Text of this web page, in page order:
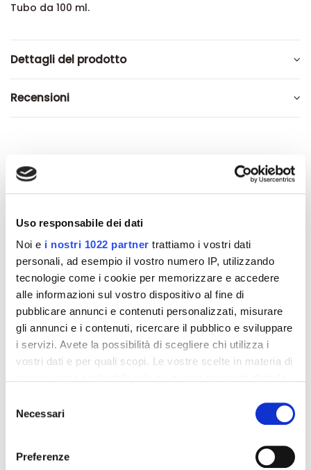
Uso responsabile dei dati
Noi e i nostri 1022 partner trattiamo i vostri dati
personali, ad esempio il vostro numero IP, utilizzando
tecnologie come i cookie per memorizzare e accedere
alle informazioni sul vostro dispositivo al fine di
pubblicare annunci e contenuti personalizzati, misurare
gli annunci e i contenuti, ricercare il pubblico e sviluppare
i servizi. Avete la possibilità di scegliere chi utilizza i
vostri dati e per quali scopi. Le vostre scelte in materia di
modificare o revocare il proprio consenso in qualsiasi
momento dalla Dichiarazione sui cookie o facendo clic
delNecessari
Preferenze
Tubo da 100 ml.
Dettagli del prodotto
Recensioni
Altri prodotti che potrebbero
-42%
Integratori per dimagrire
-42%